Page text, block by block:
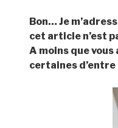
Bon… Je
cet article n’est
A moins que
certaines d’entre